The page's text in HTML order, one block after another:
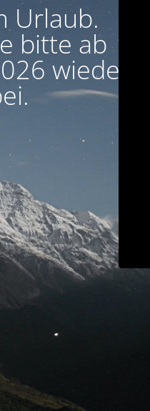
Urlaub.
bitte ab
wieder